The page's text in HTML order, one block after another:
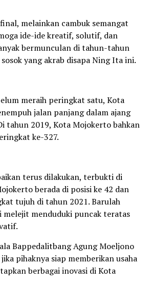
melainkan cambuk semangat
ide-ide kreatif, solutif, dan
bermunculan di tahun-tahun
yang akrab disapa Ning Ita ini.
meraih peringkat satu, Kota
jalan panjang dalam ajang
tahun 2019, Kota Mojokerto bahkan
ke-327.
terus dilakukan, terbukti di
berada di posisi ke 42 dan
tujuh di tahun 2021. Barulah
melejit menduduki puncak teratas
Bappedalitbang Agung Moeljono
pihaknya siap memberikan usaha
berbagai inovasi di Kota